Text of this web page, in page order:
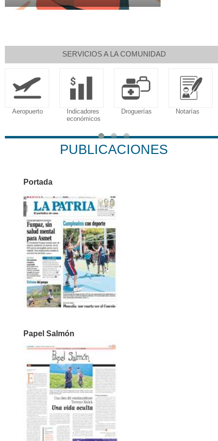
SERVICIOS A LA COMUNIDAD
Aeropuerto
Indicadores
económicos
Droguerías Notarías
PUBLICACIONES
Portada
Papel Salmón